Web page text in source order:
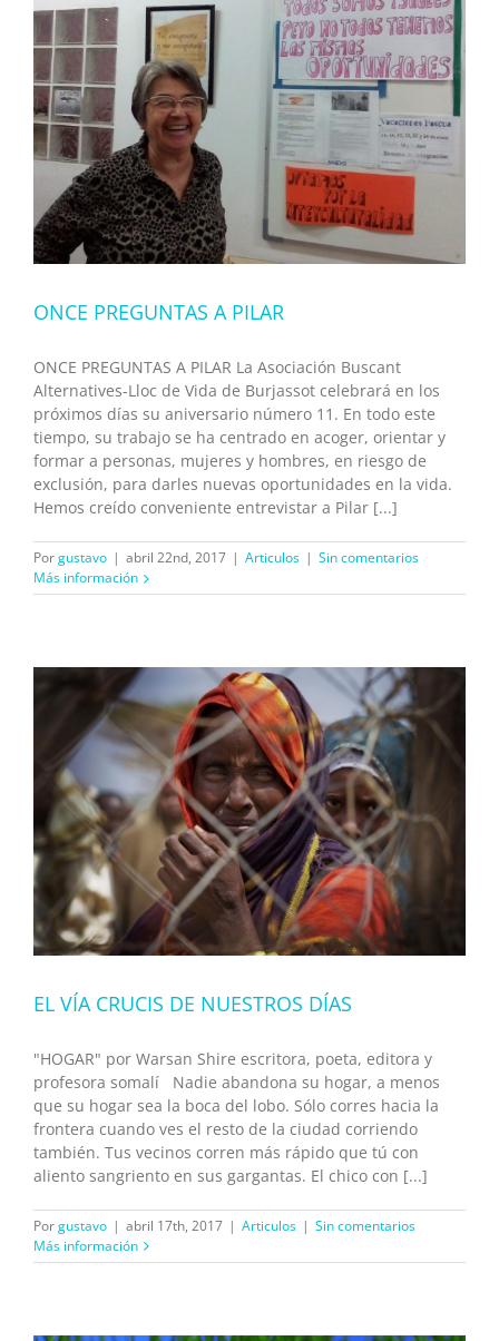
ONCE PREGUNTAS A PILAR
ONCE PREGUNTAS A PILAR La Asociación Buscant
Alternatives-Lloc de Vida de Burjassot celebrará en los
próximos días su aniversario número 11. En todo este
tiempo, su trabajo se ha centrado en acoger, orientar y
formar a personas, mujeres y hombres, en riesgo de
exclusión, para darles nuevas oportunidades en la vida.
Hemos creído conveniente entrevistar a Pilar [...]
Porgustavo | abril 22nd, 2017 | Articulos | Sin comentarios
Más información
EL VÍA CRUCIS DE NUESTROS DÍAS
"HOGAR" por Warsan Shire escritora, poeta, editora y
profesora somalí Nadie abandona su hogar, a menos
que su hogar sea la boca del lobo. Sólo corres hacia la
frontera cuando ves el resto de la ciudad corriendo
también. Tus vecinos corren más rápido que tú con
aliento sangriento en sus gargantas. El chico con [...]
Porgustavo | abril 17th, 2017 | Articulos | Sin comentarios
Más información